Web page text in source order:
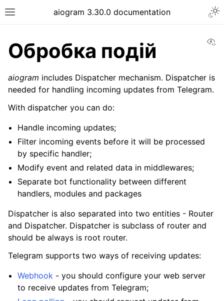
Toggle site navigation sidebar
aiogram 3.30.0 documentation
navigation of Бот API
navigation of Обробка подій
Обробка подій
aiogram includes Dispatcher mechanism. Dispatcher is
needed for handling incoming updates from Telegram.
With dispatcher you can do:
Handle incoming updates;
Filter incoming events before it will be processed
by specific handler;
Modify event and related data in middlewares;
Separate bot functionality between different
handlers, modules and packages
Dispatcher is also separated into two entities - Router
and Dispatcher. Dispatcher is subclass of router and
should be always is root router.
Telegram supports two ways of receiving updates:
Webhook - you should configure your web server
to receive updates from Telegram;